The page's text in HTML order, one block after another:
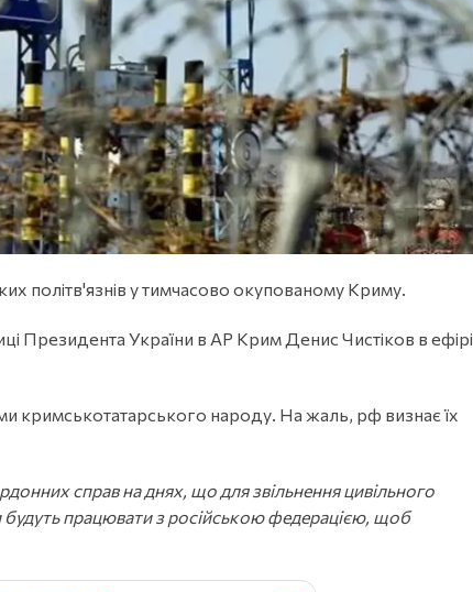
політв'язнів у тимчасово окупованому Криму.
Президента України в АР Крим Денис Чистіков в ефірі
кримськотатарського народу. На жаль, рф визнає їх
справ на днях, що для звільнення цивільного
будуть працювати з російською федерацією, щоб